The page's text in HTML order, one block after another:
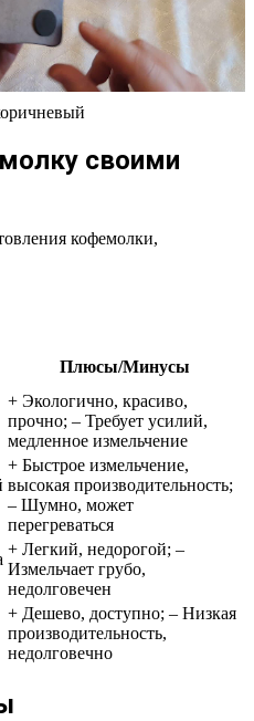
своими
кофемолки,
Плюсы/Минусы
+ Экологично, красиво,
прочно; – Требует усилий,
медленное измельчение
+ Быстрое измельчение,
высокая производительность;
– Шумно, может
перегреваться
+ Легкий, недорогой; –
Измельчает грубо,
недолговечен
+ Дешево, доступно; – Низкая
производительность,
недолговечно